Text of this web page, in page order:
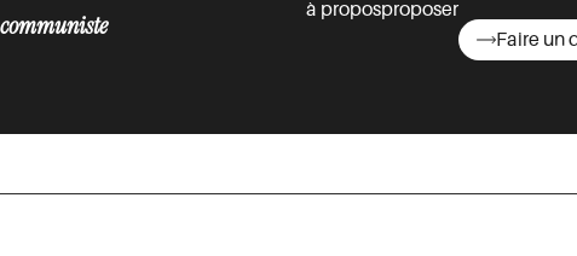
communiste à proposproposer
Faire un